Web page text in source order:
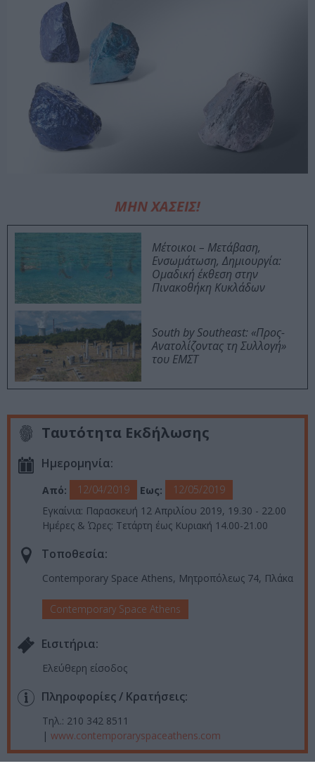
ΜΗΝ ΧΑΣΕΙΣ!
Μέτοικοι – Μετάβαση,
Ενσωμάτωση, Δημιουργία:
Ομαδική έκθεση στην
Πινακοθήκη Κυκλάδων
South by Southeast: «Προς-
Ανατολίζοντας τη Συλλογή»
του ΕΜΣΤ
Ταυτότητα Εκδήλωσης
Ημερομηνία:
Από: 12/04/2019 Εως:
12/05/2019
Εγκαίνια: Παρασκευή 12 Απριλίου 2019, 19.30 - 22.00
Ημέρες & Ώρες: Τετάρτη έως Κυριακή 14.00-21.00
Τοποθεσία:
Contemporary Space Athens, Μητροπόλεως 74, Πλάκα
Contemporary Space Athens
Eισιτήρια:
Ελεύθερη είσοδος
Πληροφορίες / Κρατήσεις:
Τηλ.: 210 342 8511
| www.contemporaryspaceathens.com